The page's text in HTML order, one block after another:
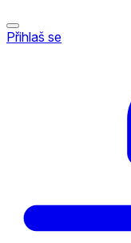
Přihlaš se